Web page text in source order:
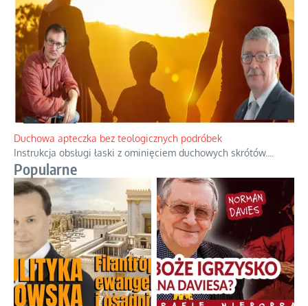
Duchowa apteczka bez teologicznych podróbek
Instrukcja obsługi łaski z ominięciem duchowych skrótów.
Popularne